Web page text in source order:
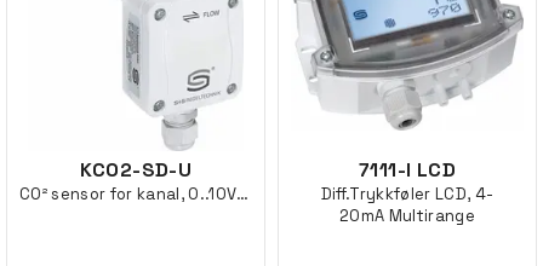
KCO2-SD-U
CO² sensor for kanal, 0..10V Multirange
7111-I LCD
Diff.Trykkføler LCD, 4-
20mA Multirange